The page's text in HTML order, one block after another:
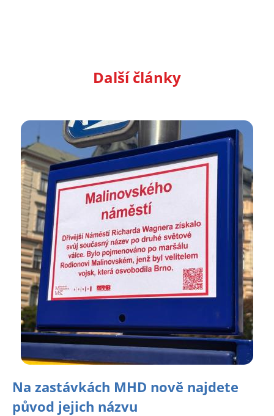
Další články
Na zastávkách MHD nově najdete
původ jejich názvu